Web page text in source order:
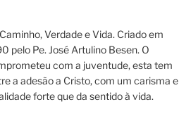
Verdade e Vida. Criado em
pelo Pe. José Artulino Besen. O
com a juventude, esta tem
a adesão a Cristo, com um carisma e
forte que da sentido à vida.